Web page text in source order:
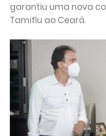
garantiu uma nova
Tamiflu ao Ceará.